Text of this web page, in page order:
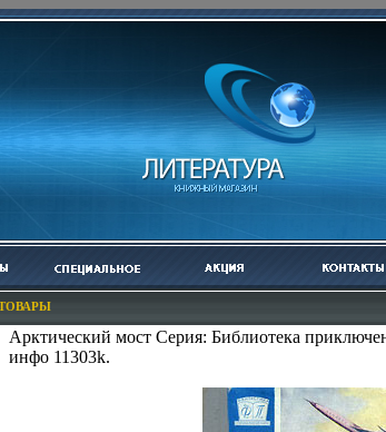
Арктический мост Серия: Библиотека
инфо 11303k.